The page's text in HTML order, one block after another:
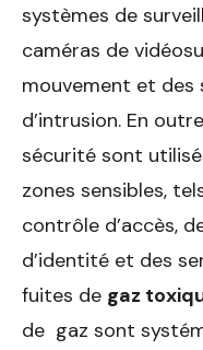
systèmes de
caméras de
mouvement et
d’intrusion. En
sécurité sont
zones sensibles,
contrôle d’accès,
d’identité et des
fuites de gaz
de gaz sont